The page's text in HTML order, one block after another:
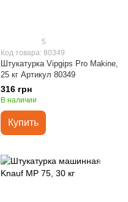
5
Код товара: 80349
Штукатурка Vipgips Pro Makine,
25 кг Артикул 80349
316 грн
В наличии
Купить